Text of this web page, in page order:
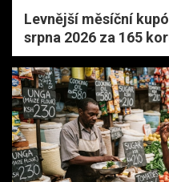
Levnější měsíční
srpna 2026 za 165